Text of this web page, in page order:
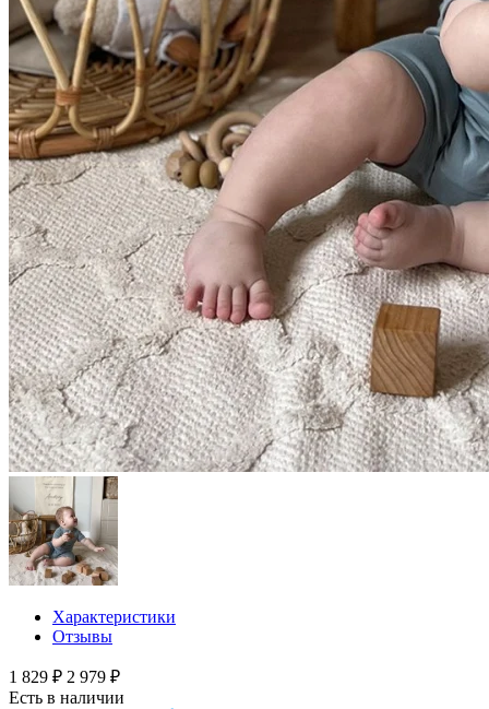
Характеристики
Отзывы
1 829 ₽ 2 979 ₽
Есть в наличии